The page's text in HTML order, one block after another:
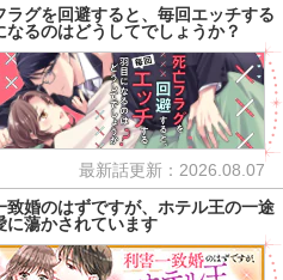
ラグを回避すると、毎回エッチする
なるのはどうしてでしょうか？
最新話更新：2026.08.07
致婚のはずですが、ホテル王の一途
に蕩かされています